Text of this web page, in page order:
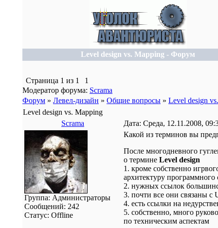
Level design vs. Mapping - Форум
Страница 1 из 1
1
Модератор форума: Scrama
Форум » Левел-дизайн » Общие вопросы » Level design
Level design vs. Mapping
Scrama
Дата: Среда, 12.11.2008,
Группа: Администраторы
Сообщений: 242
Статус: Offline
Какой из терминов вы
После многодневного
о термине Level design
1. кроме собственно
архитектуру программного
2. нужных ссылок
3. почти все они связаны с
4. есть ссылки на
5. собственно, много
по техническим аспектам